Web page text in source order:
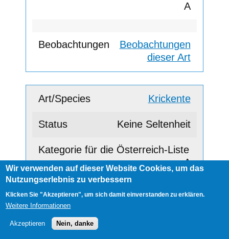
A
Beobachtungen
dieser Art
Krickente
Keine Seltenheit
A
Wir verwenden auf dieser Website Cookies, um das
Nutzungserlebnis zu verbessern
Klicken Sie "Akzeptieren", um sich damit einverstanden zu erklären.
Weitere Informationen
Akzeptieren Nein, danke